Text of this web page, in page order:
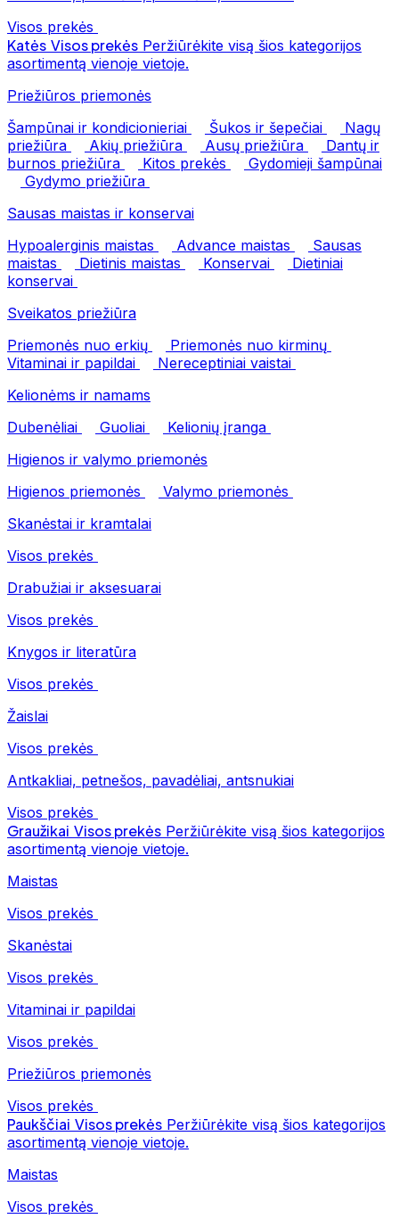
Visos prekės
Katės Visos prekės Peržiūrėkite visą šios kategorijos
asortimentą vienoje vietoje.
Priežiūros priemonės
Šampūnai ir kondicionieriai
Šukos ir šepečiai
Nagų
priežiūra
Akių priežiūra Ausų priežiūra
Dantų ir
burnos priežiūra
Kitos prekės
Gydomieji šampūnai
Gydymo priežiūra
Sausas maistas ir konservai
Hypoalerginis maistas
Advance maistas
Sausas
maistas
Dietinis maistas Konservai
Dietiniai
konservai
Sveikatos priežiūra
Priemonės nuo erkių
Priemonės nuo kirminų
Vitaminai ir papildai
Nereceptiniai vaistai
Kelionėms ir namams
Dubenėliai
Guoliai
Kelionių įranga
Higienos ir valymo priemonės
Higienos priemonės
Valymo priemonės
Skanėstai ir kramtalai
Visos prekės
Drabužiai ir aksesuarai
Visos prekės
Knygos ir literatūra
Visos prekės
Žaislai
Visos prekės
Antkakliai, petnešos, pavadėliai, antsnukiai
Visos prekės
Graužikai Visos prekės Peržiūrėkite visą šios kategorijos
asortimentą vienoje vietoje.
Maistas
Visos prekės
Skanėstai
Visos prekės
Vitaminai ir papildai
Visos prekės
Priežiūros priemonės
Visos prekės
Paukščiai Visos prekės Peržiūrėkite visą šios kategorijos
asortimentą vienoje vietoje.
Maistas
Visos prekės